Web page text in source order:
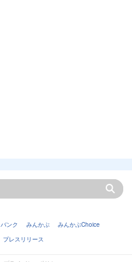
バンク みんかぶ
みんかぶChoice
プレスリリース